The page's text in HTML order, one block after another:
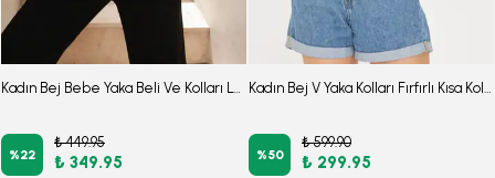
%22
₺ 449.95
₺ 349.95 %50
₺ 599.90
₺ 299.95